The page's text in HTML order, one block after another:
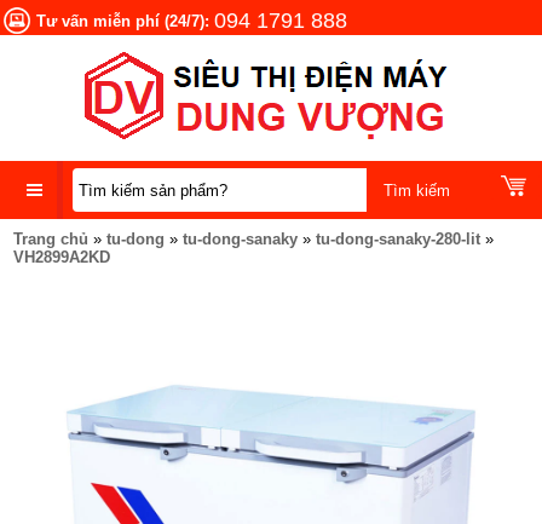
Tư vấn miễn phí (24/7): 094 1791 888
DANH
MỤC
Trang chủ » tu-dong » tu-dong-sanaky » tu-dong-sanaky-280-lit »
VH2899A2KD